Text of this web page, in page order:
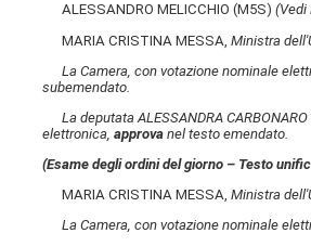
ALESSANDRO MELICCHIO (M5S)(Vedi
MARIA CRISTINA MESSA,Ministra
La Camera, con votazione nominale
subemendato.
La deputata ALESSANDRA
elettronica,approva nel testo emendato.
(Esame degli ordini del giorno – Testo
MARIA CRISTINA MESSA,Ministra
La Camera, con votazione nominale